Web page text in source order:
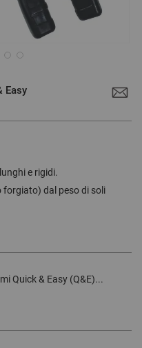
Easy
e rigidi.
forgiato) dal peso di soli
Quick & Easy (Q&E)...